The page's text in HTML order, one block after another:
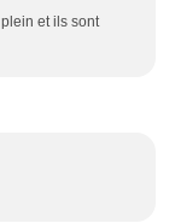
plein et ils sont